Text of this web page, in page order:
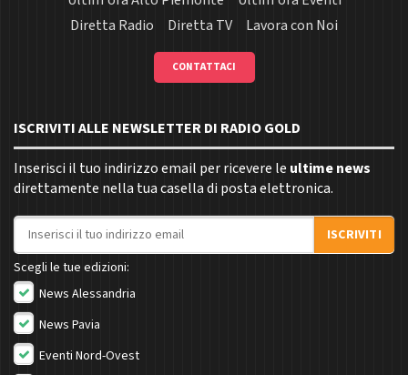
Diretta Radio
Diretta TV Lavora con Noi
CONTATTACI
ISCRIVITI ALLE NEWSLETTER DI RADIO GOLD
Inserisci il tuo indirizzo email per ricevere le ultime news
direttamente nella tua casella di posta elettronica.
Indirizzo email
ISCRIVITI
Scegli le tue edizioni:
News Alessandria
News Pavia
Eventi Nord-Ovest